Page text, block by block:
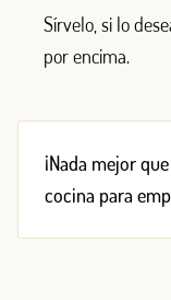
Sírvelo, si lo
por encima.
¡Nada mejor
cocina para